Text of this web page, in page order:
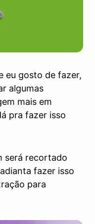
eu gosto de fazer,
algumas
mais em
pra fazer isso
será recortado
fazer isso
para